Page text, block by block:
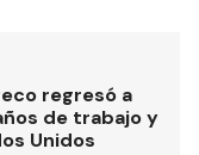
regresó a
de trabajo y
Unidos